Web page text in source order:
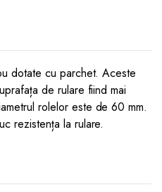
dotate cu parchet. Aceste
de rulare fiind mai
rolelor este de 60 mm.
rezistența la rulare.